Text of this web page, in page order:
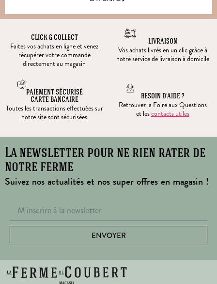
CLICK & COLLECT
Faites vos achats en ligne et venez
récupérer votre commande
directement au magasin
LIVRAISON
Vos achats livrés en un clic grâce à
notre service de livraison à domicile
PAIEMENT SÉCURISÉ
CARTE BANCAIRE
Toutes les transactions effectuées sur
notre site sont sécurisées
BESOIN D’AIDE ?
Retrouvez la Foire aux Questions
et lescontacts utiles
La newsletter pour ne rien rater de
notre ferme
Suivez nos actualités et nos super offres en magasin !
ENVOYER